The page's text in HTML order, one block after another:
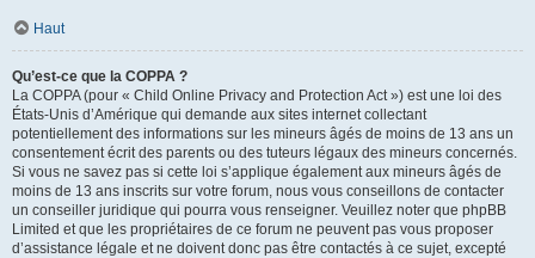
Haut
Qu’est-ce que la COPPA ?
La COPPA (pour « Child Online Privacy and Protection Act ») est une loi des
États-Unis d’Amérique qui demande aux sites internet collectant
potentiellement des informations sur les mineurs âgés de moins de 13 ans un
consentement écrit des parents ou des tuteurs légaux des mineurs concernés.
Si vous ne savez pas si cette loi s’applique également aux mineurs âgés de
moins de 13 ans inscrits sur votre forum, nous vous conseillons de contacter
un conseiller juridique qui pourra vous renseigner. Veuillez noter que phpBB
Limited et que les propriétaires de ce forum ne peuvent pas vous proposer
d’assistance légale et ne doivent donc pas être contactés à ce sujet, excepté